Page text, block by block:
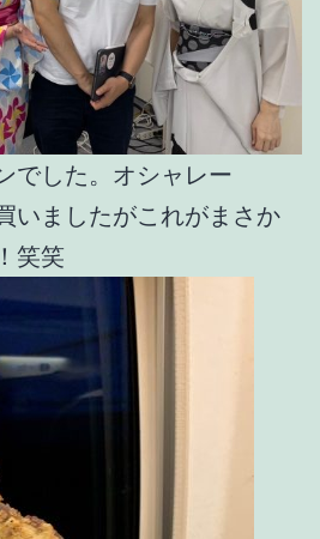
でした。オシャレー
いましたがこれがまさか
笑笑